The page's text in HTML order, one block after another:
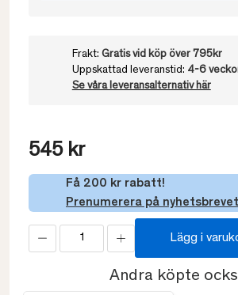
Frakt: Gratis vid köp över 795kr
Uppskattad leveranstid: 4-6
Se våra leveransalternativ här
545 kr
Få 200 kr rabatt!
Prenumerera på
Lägg i
Andra köpte